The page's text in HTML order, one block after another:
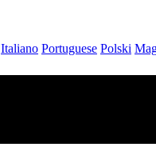
Italiano Portuguese Polski